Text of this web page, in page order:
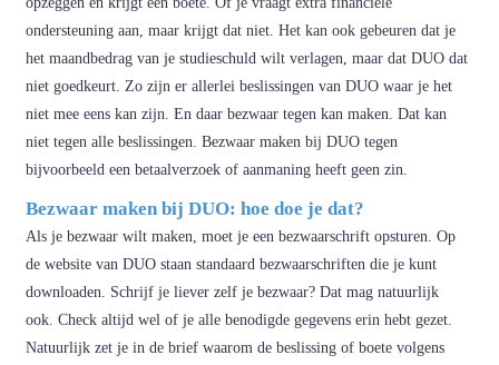
ondersteuning aan, maar krijgt dat niet. Het kan ook gebeuren dat je
het maandbedrag van je studieschuld wilt verlagen, maar dat DUO dat
niet goedkeurt. Zo zijn er allerlei beslissingen van DUO waar je het
niet mee eens kan zijn. En daar bezwaar tegen kan maken. Dat kan
niet tegen alle beslissingen. Bezwaar maken bij DUO tegen
bijvoorbeeld een betaalverzoek of aanmaning heeft geen zin.
Bezwaar maken bij DUO: hoe doe je dat?
Als je bezwaar wilt maken, moet je een bezwaarschrift opsturen. Op
de website van DUO staan standaard bezwaarschriften die je kunt
downloaden. Schrijf je liever zelf je bezwaar? Dat mag natuurlijk
ook. Check altijd wel of je alle benodigde gegevens erin hebt gezet.
Natuurlijk zet je in de brief waarom de beslissing of boete volgens